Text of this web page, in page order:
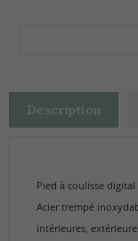
Description
Pied à coulisse
Acier trempé
intérieures,